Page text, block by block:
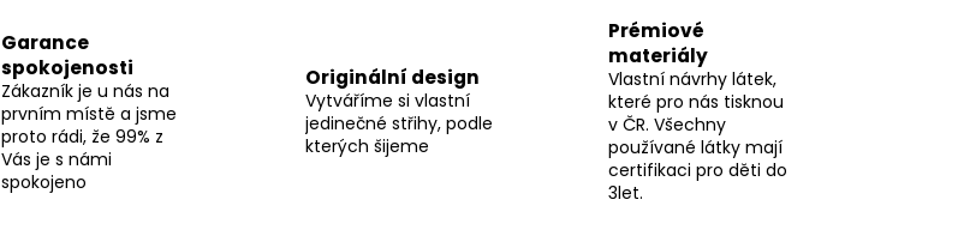
Garance
spokojenosti
Zákazník je u nás na
prvním místě a jsme
proto rádi, že 99% z
Vás je s námi
spokojeno
Originální design
Vytváříme si vlastní
jedinečné střihy, podle
kterých šijeme
Prémiové
materiály
Vlastní návrhy látek,
které pro nás tisknou
v ČR. Všechny
používané látky mají
certifikaci pro děti do
3let.